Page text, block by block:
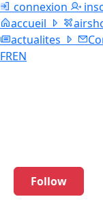
connexion
accueil
actualites
FREN
Follow